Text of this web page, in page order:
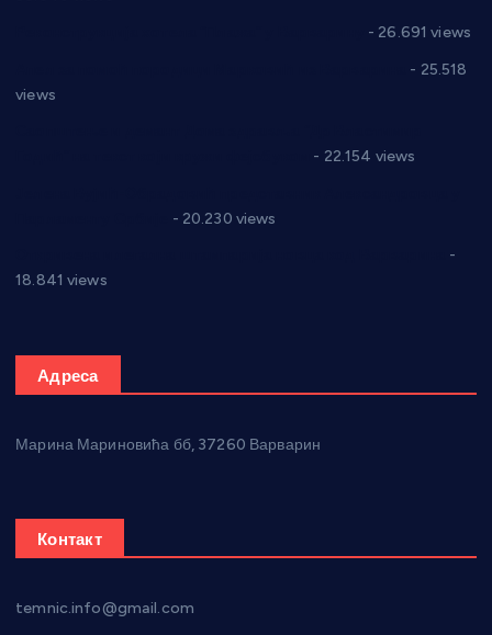
- 26.691 views
- 25.518
views
- 22.154 views
- 20.230 views
-
18.841 views
Адреса
Марина Мариновића бб, 37260 Варварин
Контакт
temnic.info@gmail.com